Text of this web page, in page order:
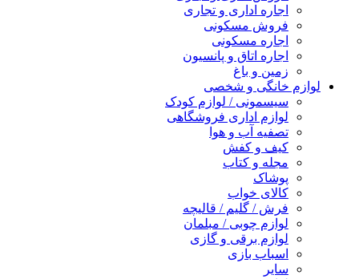
اجاره اداری و تجاری
فروش مسکونی
اجاره مسکونی
اجاره اتاق و پانسیون
زمین و باغ
لوازم خانگی و شخصی
سیسمونی / لوازم کودک
لوازم اداری فروشگاهی
تصفیه آب و هوا
کیف و کفش
مجله و کتاب
پوشاک
کالای خواب
فرش / گلیم / قالیچه
لوازم چوبی / مبلمان
لوازم برقی و گازی
اسباب بازی
سایر